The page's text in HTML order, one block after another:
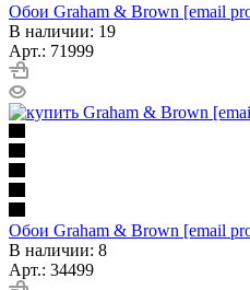
Обои Graham & Brown [email
В наличии: 19
Арт.: 71999
Обои Graham & Brown [email
В наличии: 8
Арт.: 34499